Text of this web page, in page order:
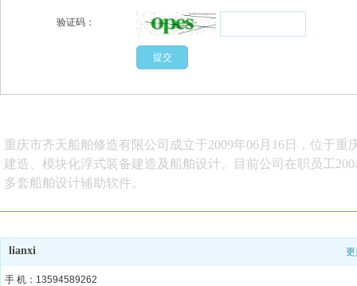
验证码：
lianxi
手 机：13594589262
重庆市齐天船舶修造有限公司成立于2009年06月16日，位于
建造、模块化浮式装备建造及船舶设计。目前公司在职员工
多套船舶设计辅助软件。